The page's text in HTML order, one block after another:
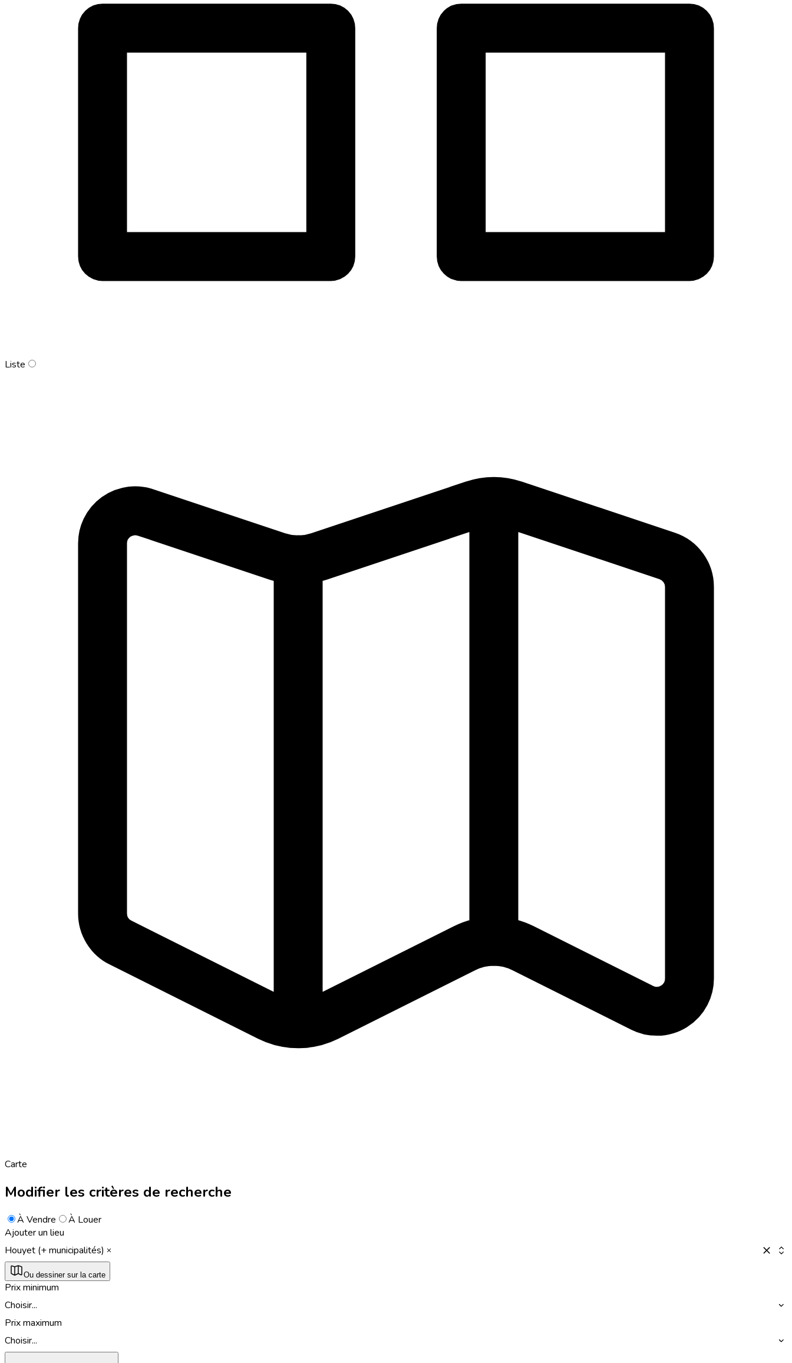
Liste
Carte
Modifier les critères de recherche
À Vendre
À Louer
Ajouter un lieu
Houyet (+ municipalités)
Ou dessiner sur la carte
Prix minimum
Choisir...
Prix maximum
Choisir...